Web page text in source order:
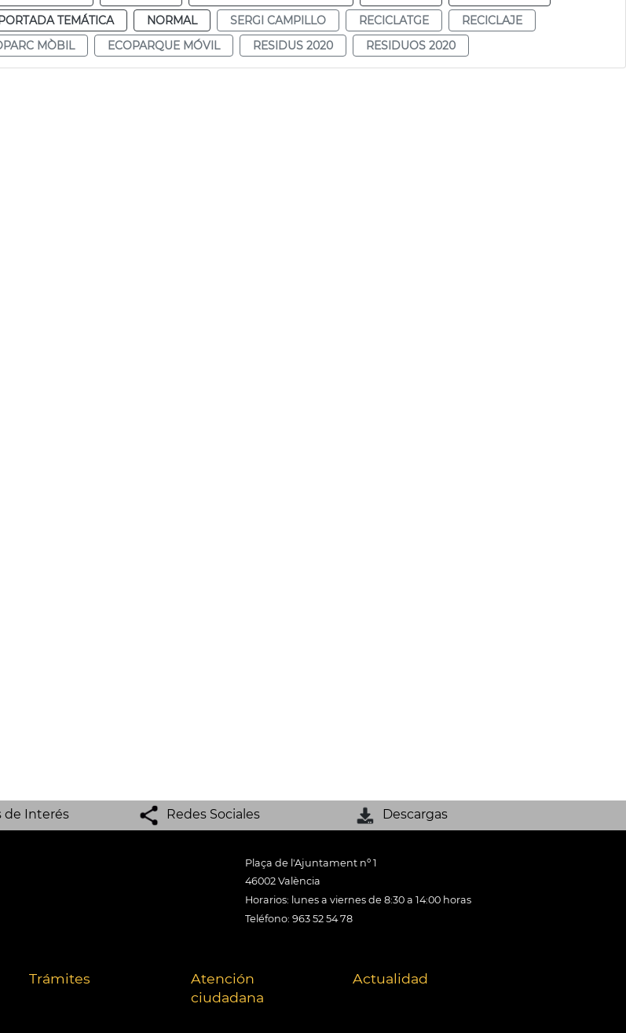
TEMÁTICA
NORMAL SERGI CAMPILLO RECICLATGE
RECICLAJE
MÒBIL
ECOPARQUE MÓVIL RESIDUS 2020 RESIDUOS 2020
de Interés Redes Sociales Descargas
Plaça de l'Ajuntament nº 1
46002 València
Horarios: lunes a viernes de 8:30 a 14:00 horas
Teléfono: 963 52 54 78
Trámites
Atención
ciudadana
Actualidad